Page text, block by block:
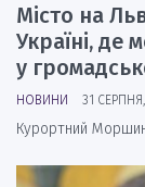
Місто на
Україні, де
у
НОВИНИ 31
Курортний